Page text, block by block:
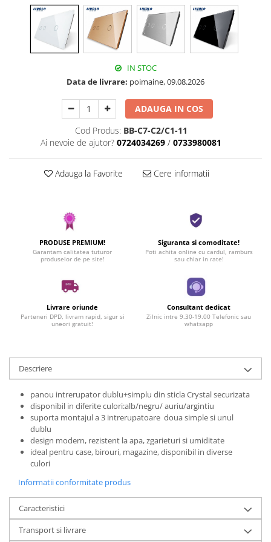
IN STOC
Data de livrare: poimaine, 09.08.2026
ADAUGA IN COS
Cod Produs: BB-C7-C2/C1-11
Ai nevoie de ajutor? 0724034269 / 0733980081
Adauga la Favorite Cere informatii
PRODUSE PREMIUM!
Garantam calitatea tuturor
produselor de pe site!
Siguranta si comoditate!
Poti achita online cu cardul, ramburs
sau chiar in rate!
Livrare oriunde
Parteneri DPD, livram rapid, sigur si
uneori gratuit!
Consultant dedicat
Zilnic intre 9.30-19.00 Telefonic sau
whatsapp
Descriere
panou intrerupator dublu+simplu din sticla Crystal securizata
disponibil in diferite culori:alb/negru/ auriu/argintiu
suporta montajul a 3 intrerupatoare doua simple si unul
dublu
design modern, rezistent la apa, zgarieturi si umiditate
ideal pentru case, birouri, magazine, disponibil in diverse
culori
Informatii conformitate produs
Caracteristici
Transport si livrare